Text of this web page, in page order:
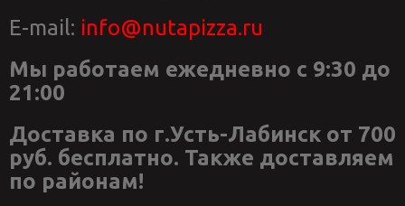
E-mail: info@nutapizza.ru
Мы работаем ежедневно с 9:30 до
21:00
Доставка по г.Усть-Лабинск от 700
руб. бесплатно. Также доставляем
по районам!